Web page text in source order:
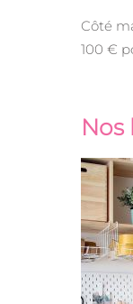
Côté
100 €